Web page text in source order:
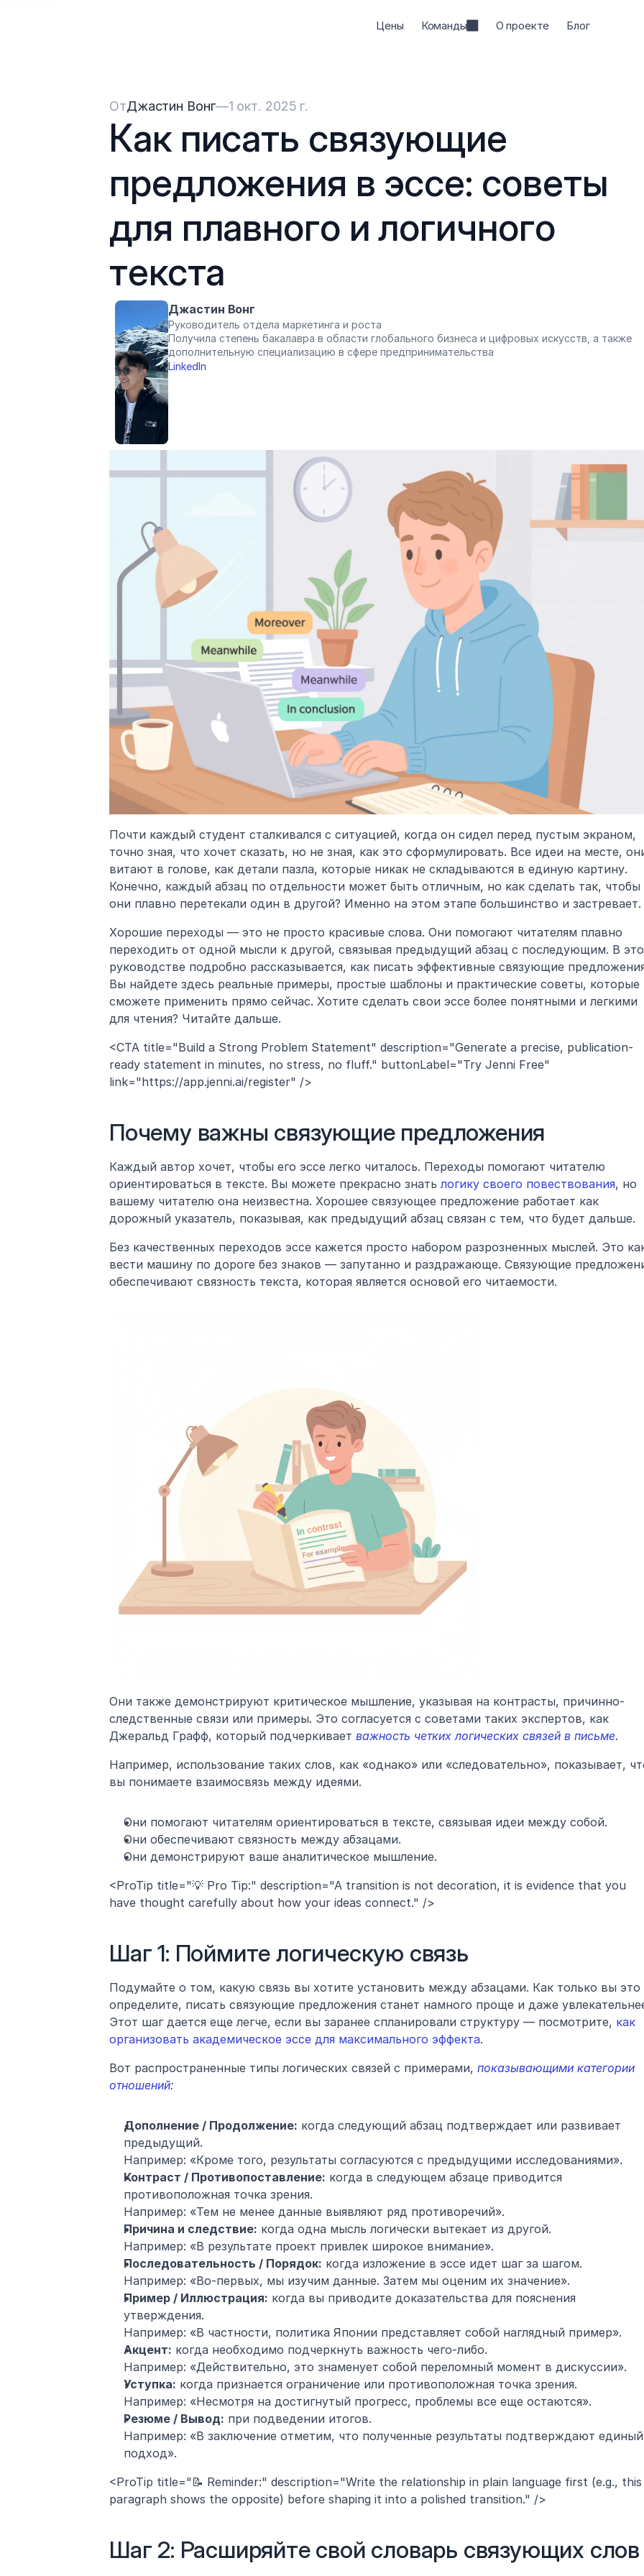
Цены Команды О проекте Блог
ОтДжастин Вонг—1 окт. 2025 г.
Как писать связующие
предложения в эссе: советы
для плавного и логичного
текста
Джастин Вонг
Руководитель отдела маркетинга и роста
Получила степень бакалавра в области глобального бизнеса и цифровых искусств, а также
дополнительную специализацию в сфере предпринимательства
LinkedIn
Почти каждый студент сталкивался с ситуацией, когда он сидел перед пустым экраном,
точно зная, что хочет сказать, но не зная, как это сформулировать. Все идеи на месте,
витают в голове, как детали пазла, которые никак не складываются в единую картину.
Конечно, каждый абзац по отдельности может быть отличным, но как сделать так, чтобы
они плавно перетекали один в другой? Именно на этом этапе большинство и застревает.
Хорошие переходы — это не просто красивые слова. Они помогают читателям плавно
переходить от одной мысли к другой, связывая предыдущий абзац с последующим. В
руководстве подробно рассказывается, как писать эффективные связующие
Вы найдете здесь реальные примеры, простые шаблоны и практические советы, которые
сможете применить прямо сейчас. Хотите сделать свои эссе более понятными и легкими
для чтения? Читайте дальше.
<CTA title="Build a Strong Problem Statement" description="Generate a precise, publication-
ready statement in minutes, no stress, no fluff." buttonLabel="Try Jenni Free"
link="https://app.jenni.ai/register" />
Почему важны связующие предложения
Каждый автор хочет, чтобы его эссе легко читалось. Переходы помогают читателю
ориентироваться в тексте. Вы можете прекрасно знать логику своего повествования, но
вашему читателю она неизвестна. Хорошее связующее предложение работает как
дорожный указатель, показывая, как предыдущий абзац связан с тем, что будет дальше.
Без качественных переходов эссе кажется просто набором разрозненных мыслей. Это
вести машину по дороге без знаков — запутанно и раздражающе. Связующие
обеспечивают связность текста, которая является основой его читаемости.
Они также демонстрируют критическое мышление, указывая на контрасты, причинно-
следственные связи или примеры. Это согласуется с советами таких экспертов, как
Джеральд Графф, который подчеркивает важность четких логических связей в письме.
Например, использование таких слов, как «однако» или «следовательно», показывает,
вы понимаете взаимосвязь между идеями.
Они помогают читателям ориентироваться в тексте, связывая идеи между собой.
Они обеспечивают связность между абзацами.
Они демонстрируют ваше аналитическое мышление.
<ProTip title="💡 Pro Tip:" description="A transition is not decoration, it is evidence that you
have thought carefully about how your ideas connect." />
Шаг 1: Поймите логическую связь
Подумайте о том, какую связь вы хотите установить между абзацами. Как только вы это
определите, писать связующие предложения станет намного проще и даже
Этот шаг дается еще легче, если вы заранее спланировали структуру — посмотрите, как
организовать академическое эссе для максимального эффекта.
Вот распространенные типы логических связей с примерами, показывающими категории
отношений:
Дополнение / Продолжение: когда следующий абзац подтверждает или развивает
предыдущий.
Например: «Кроме того, результаты согласуются с предыдущими исследованиями».
Контраст / Противопоставление: когда в следующем абзаце приводится
противоположная точка зрения.
Например: «Тем не менее данные выявляют ряд противоречий».
Причина и следствие: когда одна мысль логически вытекает из другой.
Например: «В результате проект привлек широкое внимание».
Последовательность / Порядок: когда изложение в эссе идет шаг за шагом.
Например: «Во-первых, мы изучим данные. Затем мы оценим их значение».
Пример / Иллюстрация: когда вы приводите доказательства для пояснения
утверждения.
Например: «В частности, политика Японии представляет собой наглядный пример».
Акцент: когда необходимо подчеркнуть важность чего-либо.
Например: «Действительно, это знаменует собой переломный момент в дискуссии».
Уступка: когда признается ограничение или противоположная точка зрения.
Например: «Несмотря на достигнутый прогресс, проблемы все еще остаются».
Резюме / Вывод: при подведении итогов.
Например: «В заключение отметим, что полученные результаты подтверждают единый
подход».
<ProTip title="📝 Reminder:" description="Write the relationship in plain language first (e.g., this
paragraph shows the opposite) before shaping it into a polished transition." />
Шаг 2: Расширяйте свой словарь связующих слов